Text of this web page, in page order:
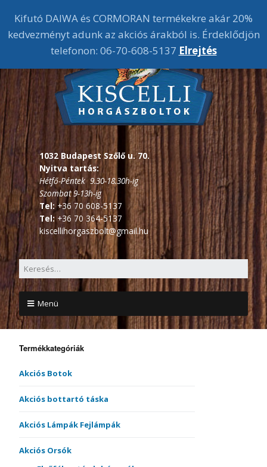
1032 Budapest Szőlő u. 70.
Nyitva tartás:
Hétfő-Péntek 9.30-18.30h-ig
Szombat 9-13h-ig
Tel:+36 70 608-5137
Tel: +36 70 364-5137
kiscellihorgaszbolt@gmail.hu
Menü
Termékkategóriák
Akciós Botok
Akciós bottartó táska
Akciós Lámpák Fejlámpák
Akciós Orsók
Kifutó DAIWA és CORMORAN termékekre akár 20%
kedvezményt adunk az akciós árakból is. Érdeklődjön
telefonon: 06-70-608-5137 Elrejtés